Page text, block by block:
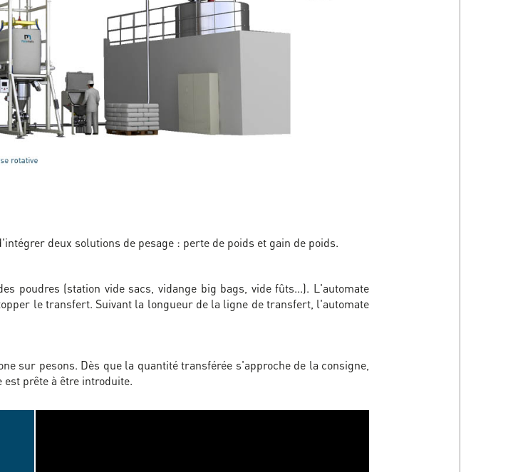
deux solutions de pesage : perte de poids et gain de poids.
poudres (station vide sacs, vidange big bags, vide fûts...). L'automate
le transfert. Suivant la longueur de la ligne de transfert, l'automate
sur pesons. Dès que la quantité transférée s'approche de la consigne,
prête à être introduite.